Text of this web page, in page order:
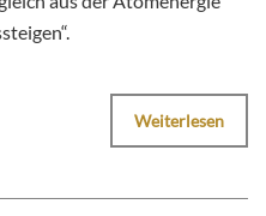
Weiterlesen